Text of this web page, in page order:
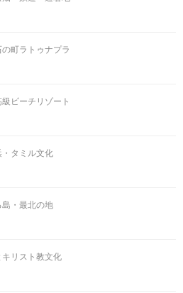
町ラトゥナプラ
ビーチリゾート
タミル文化
・最北の地
リスト教文化